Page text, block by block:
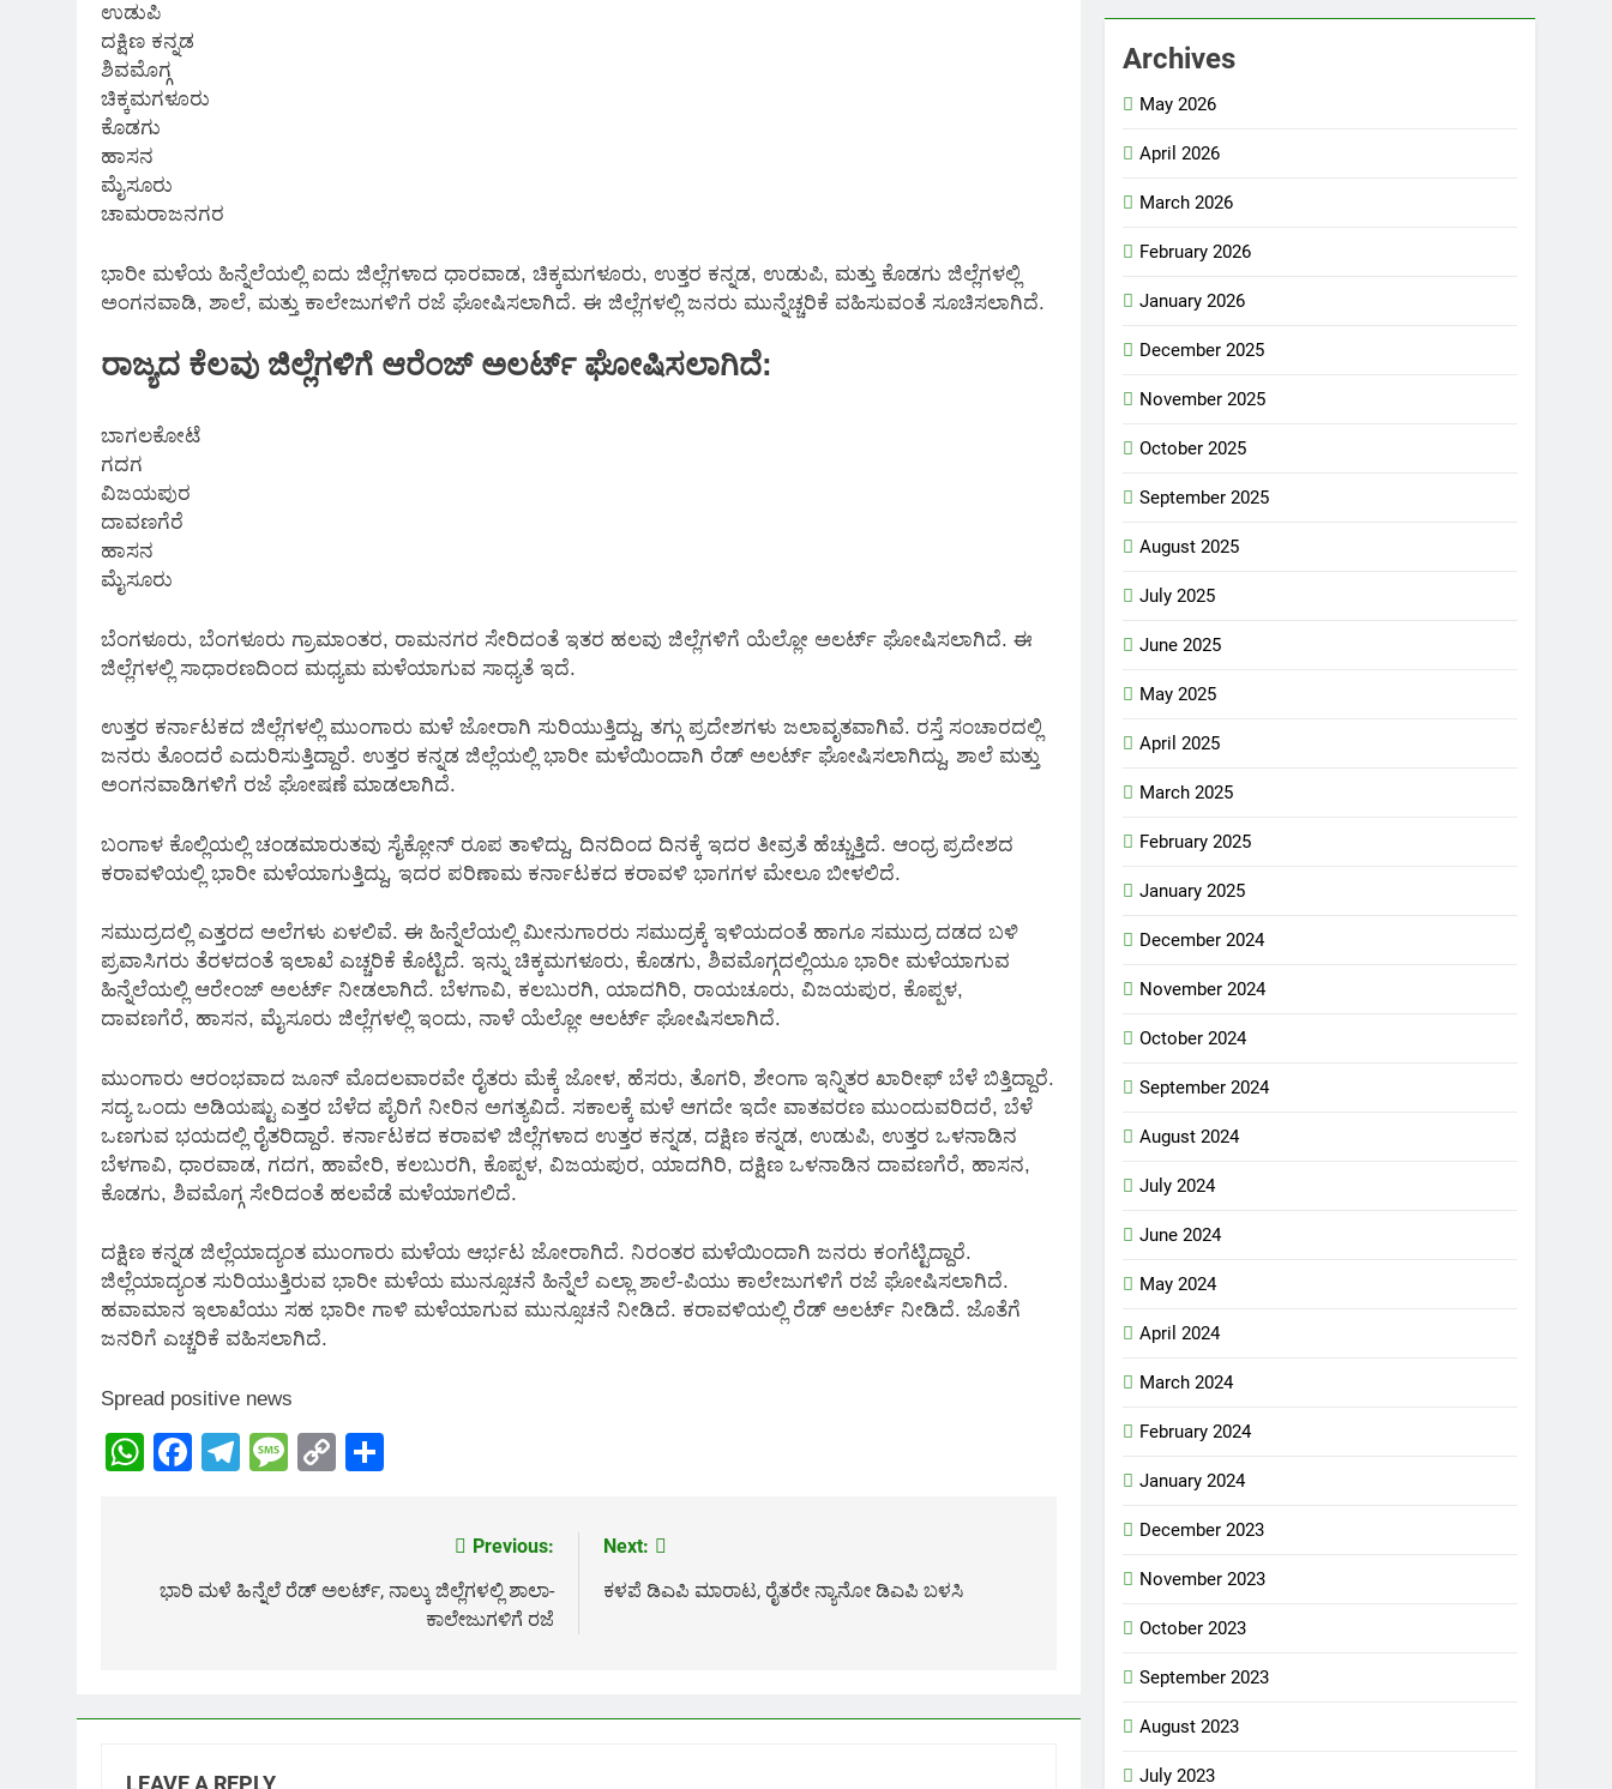
ಉಡುಪಿ
ದಕ್ಷಿಣ ಕನ್ನಡ
ಶಿವಮೊಗ್ಗ
ಚಿಕ್ಕಮಗಳೂರು
ಕೊಡಗು
ಹಾಸನ
ಮೈಸೂರು
ಚಾಮರಾಜನಗರ
ಭಾರೀ ಮಳೆಯ ಹಿನ್ನೆಲೆಯಲ್ಲಿ ಐದು ಜಿಲ್ಲೆಗಳಾದ ಧಾರವಾಡ, ಚಿಕ್ಕಮಗಳೂರು, ಉತ್ತರ ಕನ್ನಡ, ಉಡುಪಿ, ಮತ್ತು ಕೊಡಗು ಜಿಲ್ಲೆಗಳಲ್ಲಿ
ಅಂಗನವಾಡಿ, ಶಾಲೆ, ಮತ್ತು ಕಾಲೇಜುಗಳಿಗೆ ರಜೆ ಘೋಷಿಸಲಾಗಿದೆ. ಈ ಜಿಲ್ಲೆಗಳಲ್ಲಿ ಜನರು ಮುನ್ನೆಚ್ಚರಿಕೆ ವಹಿಸುವಂತೆ ಸೂಚಿಸಲಾಗಿದೆ.
ರಾಜ್ಯದ ಕೆಲವು ಜಿಲ್ಲೆಗಳಿಗೆ ಆರೆಂಜ್ ಅಲರ್ಟ್ ಘೋಷಿಸಲಾಗಿದೆ:
ಬಾಗಲಕೋಟೆ
ಗದಗ
ವಿಜಯಪುರ
ದಾವಣಗೆರೆ
ಹಾಸನ
ಮೈಸೂರು
ಬೆಂಗಳೂರು, ಬೆಂಗಳೂರು ಗ್ರಾಮಾಂತರ, ರಾಮನಗರ ಸೇರಿದಂತೆ ಇತರ ಹಲವು ಜಿಲ್ಲೆಗಳಿಗೆ ಯೆಲ್ಲೋ ಅಲರ್ಟ್ ಘೋಷಿಸಲಾಗಿದೆ. ಈ
ಜಿಲ್ಲೆಗಳಲ್ಲಿ ಸಾಧಾರಣದಿಂದ ಮಧ್ಯಮ ಮಳೆಯಾಗುವ ಸಾಧ್ಯತೆ ಇದೆ.
ಉತ್ತರ ಕರ್ನಾಟಕದ ಜಿಲ್ಲೆಗಳಲ್ಲಿ ಮುಂಗಾರು ಮಳೆ ಜೋರಾಗಿ ಸುರಿಯುತ್ತಿದ್ದು, ತಗ್ಗು ಪ್ರದೇಶಗಳು ಜಲಾವೃತವಾಗಿವೆ. ರಸ್ತೆ ಸಂಚಾರದಲ್ಲಿ
ಜನರು ತೊಂದರೆ ಎದುರಿಸುತ್ತಿದ್ದಾರೆ. ಉತ್ತರ ಕನ್ನಡ ಜಿಲ್ಲೆಯಲ್ಲಿ ಭಾರೀ ಮಳೆಯಿಂದಾಗಿ ರೆಡ್ ಅಲರ್ಟ್ ಘೋಷಿಸಲಾಗಿದ್ದು, ಶಾಲೆ ಮತ್ತು
ಅಂಗನವಾಡಿಗಳಿಗೆ ರಜೆ ಘೋಷಣೆ ಮಾಡಲಾಗಿದೆ.
ಬಂಗಾಳ ಕೊಲ್ಲಿಯಲ್ಲಿ ಚಂಡಮಾರುತವು ಸೈಕ್ಲೋನ್ ರೂಪ ತಾಳಿದ್ದು, ದಿನದಿಂದ ದಿನಕ್ಕೆ ಇದರ ತೀವ್ರತೆ ಹೆಚ್ಚುತ್ತಿದೆ. ಆಂಧ್ರ ಪ್ರದೇಶದ
ಕರಾವಳಿಯಲ್ಲಿ ಭಾರೀ ಮಳೆಯಾಗುತ್ತಿದ್ದು, ಇದರ ಪರಿಣಾಮ ಕರ್ನಾಟಕದ ಕರಾವಳಿ ಭಾಗಗಳ ಮೇಲೂ ಬೀಳಲಿದೆ.
ಸಮುದ್ರದಲ್ಲಿ ಎತ್ತರದ ಅಲೆಗಳು ಏಳಲಿವೆ. ಈ ಹಿನ್ನೆಲೆಯಲ್ಲಿ ಮೀನುಗಾರರು ಸಮುದ್ರಕ್ಕೆ ಇಳಿಯದಂತೆ ಹಾಗೂ ಸಮುದ್ರ ದಡದ ಬಳಿ
ಪ್ರವಾಸಿಗರು ತೆರಳದಂತೆ ಇಲಾಖೆ ಎಚ್ಚರಿಕೆ ಕೊಟ್ಟಿದೆ. ಇನ್ನು ಚಿಕ್ಕಮಗಳೂರು, ಕೊಡಗು, ಶಿವಮೊಗ್ಗದಲ್ಲಿಯೂ ಭಾರೀ ಮಳೆಯಾಗುವ
ಹಿನ್ನೆಲೆಯಲ್ಲಿ ಆರೇಂಜ್ ಅಲರ್ಟ್ ನೀಡಲಾಗಿದೆ. ಬೆಳಗಾವಿ, ಕಲಬುರಗಿ, ಯಾದಗಿರಿ, ರಾಯಚೂರು, ವಿಜಯಪುರ, ಕೊಪ್ಪಳ,
ದಾವಣಗೆರೆ, ಹಾಸನ, ಮೈಸೂರು ಜಿಲ್ಲೆಗಳಲ್ಲಿ ಇಂದು, ನಾಳೆ ಯೆಲ್ಲೋ ಆಲರ್ಟ್ ಘೋಷಿಸಲಾಗಿದೆ.
ಮುಂಗಾರು ಆರಂಭವಾದ ಜೂನ್ ಮೊದಲವಾರವೇ ರೈತರು ಮೆಕ್ಕೆ ಜೋಳ, ಹೆಸರು, ತೊಗರಿ, ಶೇಂಗಾ ಇನ್ನಿತರ ಖಾರೀಫ್ ಬೆಳೆ ಬಿತ್ತಿದ್ದಾರೆ.
ಸದ್ಯ ಒಂದು ಅಡಿಯಷ್ಟು ಎತ್ತರ ಬೆಳೆದ ಪೈರಿಗೆ ನೀರಿನ ಅಗತ್ಯವಿದೆ. ಸಕಾಲಕ್ಕೆ ಮಳೆ ಆಗದೇ ಇದೇ ವಾತವರಣ ಮುಂದುವರಿದರೆ, ಬೆಳೆ
ಒಣಗುವ ಭಯದಲ್ಲಿ ರೈತರಿದ್ದಾರೆ. ಕರ್ನಾಟಕದ ಕರಾವಳಿ ಜಿಲ್ಲೆಗಳಾದ ಉತ್ತರ ಕನ್ನಡ, ದಕ್ಷಿಣ ಕನ್ನಡ, ಉಡುಪಿ, ಉತ್ತರ ಒಳನಾಡಿನ
ಬೆಳಗಾವಿ, ಧಾರವಾಡ, ಗದಗ, ಹಾವೇರಿ, ಕಲಬುರಗಿ, ಕೊಪ್ಪಳ, ವಿಜಯಪುರ, ಯಾದಗಿರಿ, ದಕ್ಷಿಣ ಒಳನಾಡಿನ ದಾವಣಗೆರೆ, ಹಾಸನ,
ಕೊಡಗು, ಶಿವಮೊಗ್ಗ ಸೇರಿದಂತೆ ಹಲವೆಡೆ ಮಳೆಯಾಗಲಿದೆ.
ದಕ್ಷಿಣ ಕನ್ನಡ ಜಿಲ್ಲೆಯಾದ್ಯಂತ ಮುಂಗಾರು ಮಳೆಯ ಆರ್ಭಟ ಜೋರಾಗಿದೆ. ನಿರಂತರ ಮಳೆಯಿಂದಾಗಿ ಜನರು ಕಂಗೆಟ್ಟಿದ್ದಾರೆ.
ಜಿಲ್ಲೆಯಾದ್ಯಂತ ಸುರಿಯುತ್ತಿರುವ ಭಾರೀ ಮಳೆಯ ಮುನ್ಸೂಚನೆ ಹಿನ್ನೆಲೆ ಎಲ್ಲಾ ಶಾಲೆ-ಪಿಯು ಕಾಲೇಜುಗಳಿಗೆ ರಜೆ ಘೋಷಿಸಲಾಗಿದೆ.
ಹವಾಮಾನ ಇಲಾಖೆಯು ಸಹ ಭಾರೀ ಗಾಳಿ ಮಳೆಯಾಗುವ ಮುನ್ಸೂಚನೆ ನೀಡಿದೆ. ಕರಾವಳಿಯಲ್ಲಿ ರೆಡ್ ಅಲರ್ಟ್ ನೀಡಿದೆ. ಜೊತೆಗೆ
ಜನರಿಗೆ ಎಚ್ಚರಿಕೆ ವಹಿಸಲಾಗಿದೆ.
Spread positive news
WhatsApp
Facebook
Telegram
Message
Copy
navigation
Previous:
ಭಾರಿ ಮಳೆ ಹಿನ್ನೆಲೆ ರೆಡ್ ಅಲರ್ಟ್, ನಾಲ್ಕು ಜಿಲ್ಲೆಗಳಲ್ಲಿ ಶಾಲಾ-
ಕಾಲೇಜುಗಳಿಗೆ ರಜೆ
Next:
ಕಳಪೆ ಡಿಎಪಿ ಮಾರಾಟ, ರೈತರೇ ನ್ಯಾನೋ ಡಿಎಪಿ ಬಳಸಿ
LEAVE A REPLY
Archives
May 2026
April 2026
March 2026
February 2026
January 2026
December 2025
November 2025
October 2025
September 2025
August 2025
July 2025
June 2025
May 2025
April 2025
March 2025
February 2025
January 2025
December 2024
November 2024
October 2024
September 2024
August 2024
July 2024
June 2024
May 2024
April 2024
March 2024
February 2024
January 2024
December 2023
November 2023
October 2023
September 2023
August 2023
July 2023